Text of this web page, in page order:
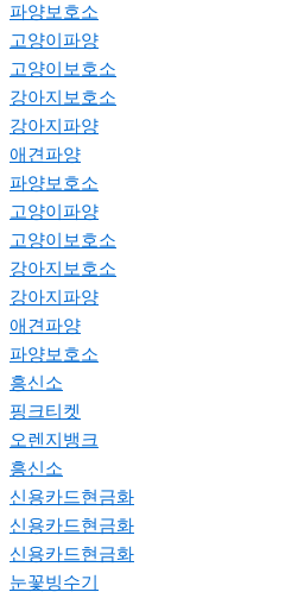
파양보호소
고양이파양
고양이보호소
강아지보호소
강아지파양
애견파양
파양보호소
고양이파양
고양이보호소
강아지보호소
강아지파양
애견파양
파양보호소
흥신소
핑크티켓
오렌지뱅크
흥신소
신용카드현금화
신용카드현금화
신용카드현금화
눈꽃빙수기